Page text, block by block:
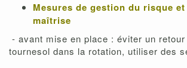
Mesures de gestion du risque
maîtrise
- avant mise en place : éviter un
tournesol dans la rotation, utiliser des